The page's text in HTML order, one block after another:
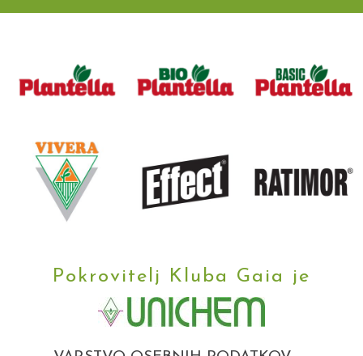
Pokrovitelj Kluba Gaia je